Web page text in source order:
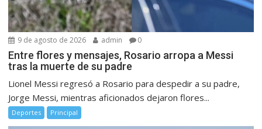
9 de agosto de 2026 admin 0
Entre flores y mensajes, Rosario arropa a Messi
tras la muerte de su padre
Lionel Messi regresó a Rosario para despedir a su padre,
Jorge Messi, mientras aficionados dejaron flores...
Deportes Principal